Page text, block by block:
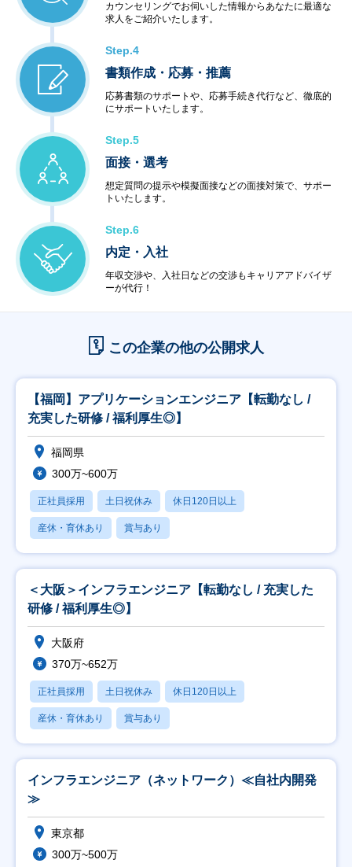
カウンセリングでお伺いした情報からあなたに最適な
求人をご紹介いたします。
Step.4
書類作成・応募・推薦
応募書類のサポートや、応募手続き代行など、徹底的
にサポートいたします。
Step.5
面接・選考
想定質問の提示や模擬面接などの面接対策で、サポー
トいたします。
Step.6
内定・入社
年収交渉や、入社日などの交渉もキャリアアドバイザ
ーが代行！
この企業の他の公開求人
【福岡】アプリケーションエンジニア【転勤なし /
充実した研修 / 福利厚生◎】
福岡県
300万~600万
正社員採用 土日祝休み 休日120日以上
産休・育休あり 賞与あり
＜大阪＞インフラエンジニア【転勤なし / 充実した
研修 / 福利厚生◎】
大阪府
370万~652万
正社員採用 土日祝休み 休日120日以上
産休・育休あり 賞与あり
インフラエンジニア（ネットワーク）≪自社内開発
≫
東京都
300万~500万